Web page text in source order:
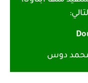
محمد دوس